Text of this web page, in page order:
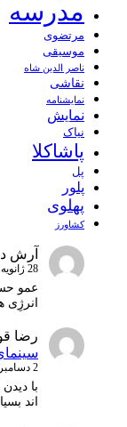
مدرسه
مرتضوی
موسیقی
ناصر الدین شاه
نقاشی
نمايشنامه
نمایش
نیاک
پاشاکلا
پل
پلور
پهلوی
کشاورز
آرش
28 ژانویه 2026
عمو
انرژِی
رضا
2 دسامبر 2025
با
اند